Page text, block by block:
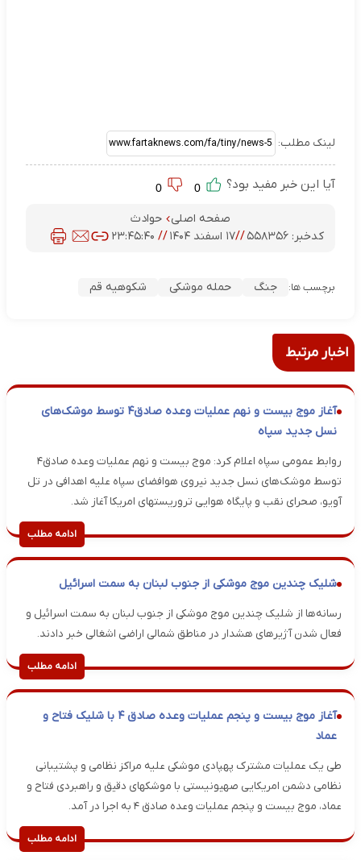
لینک مطلب:
آیا این خبر مفید بود؟
صفحه اصلی
حوادث
کدخبر: ۵۵۸۳۵۶ //۱۷ اسفند ۱۴۰۴ // ۲۳:۴۵:۴۰
برچسب ها: جنگ حمله موشکی شکوهیه قم
اخبار مرتبط
آغاز موج بیست و نهم عملیات وعده صادق۴ توسط موشک‌های
نسل جدید سپاه
روابط عمومی سپاه اعلام کرد: موج بیست و نهم عملیات وعده صادق۴
توسط موشک‌های نسل جدید نیروی هوافضای سپاه علیه اهدافی در تل
آویو، صحرای نقب و پایگاه هوایی تروریستهای امریکا آغاز شد.
ادامه مطلب
شلیک چندین موج موشکی از جنوب لبنان به سمت اسرائیل
رسانه‌ها از شلیک چندین موج موشکی از جنوب لبنان به سمت اسرائیل و
فعال شدن آژیرهای هشدار در مناطق شمالی اراضی اشغالی خبر دادند.
ادامه مطلب
آغاز موج بیست و پنجم عملیات وعده صادق ۴ با شلیک فتاح و
عماد
طی یک عملیات مشترک پهپادی موشکی علیه مراکز نظامی و پشتیبانی
نظامی دشمن امریکایی صهیونیستی با موشکهای دقیق و راهبردی فتاح و
عماد، موج بیست و پنجم عملیات وعده صادق ۴ به اجرا در آمد.
ادامه مطلب